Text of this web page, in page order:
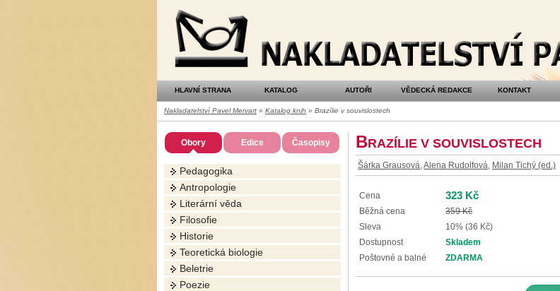
Nakladatelství
Pavel
Mervart
HLAVNÍ STRANA KATALOG AUTOŘI VĚDECKÁ REDAKCE KONTAKT
Nakladatelství Pavel Mervart » Katalog knih » Brazílie v souvislostech
Obory Edice Časopisy
Pedagogika
Antropologie
Literární věda
Filosofie
Historie
Teoretická biologie
Beletrie
Poezie
BRAZÍLIE V SOUVISLOSTECH
Šárka Grausová,Alena Rudolfová, Milan Tichý (ed.)
Cena 323 Kč
Běžná cena
359 Kč
Sleva
10% (36 Kč)
Dostupnost
Skladem
Poštovné a balné
ZDARMA